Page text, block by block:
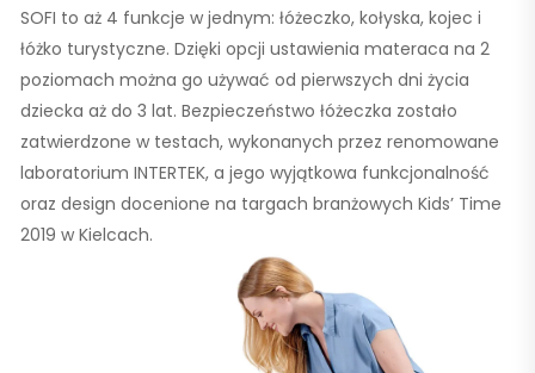
SOFI to aż 4 funkcje w jednym: łóżeczko, kołyska, kojec i
łóżko turystyczne. Dzięki opcji ustawienia materaca na 2
poziomach można go używać od pierwszych dni życia
dziecka aż do 3 lat. Bezpieczeństwo łóżeczka zostało
zatwierdzone w testach, wykonanych przez renomowane
laboratorium INTERTEK, a jego wyjątkowa funkcjonalność
oraz design docenione na targach branżowych Kids’ Time
2019 w Kielcach.